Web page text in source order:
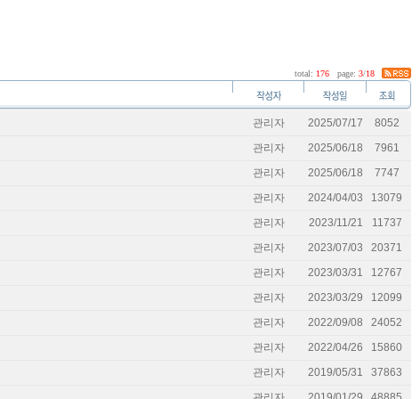
total: 176page: 3/18
관리자 2025/07/17 8052
관리자 2025/06/18 7961
관리자 2025/06/18 7747
관리자 2024/04/03 13079
관리자 2023/11/21 11737
관리자 2023/07/03 20371
관리자 2023/03/31 12767
관리자 2023/03/29 12099
관리자 2022/09/08 24052
관리자 2022/04/26 15860
관리자 2019/05/31 37863